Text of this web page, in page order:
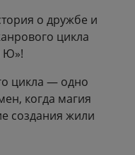
о дружбе и
цикла
Ю»!
цикла — одно
когда магия
создания жили